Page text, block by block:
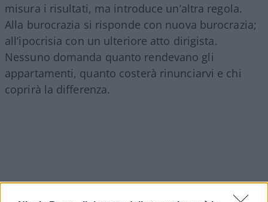
misura i risultati, ma introduce un’altra regola.
Alla burocrazia si risponde con nuova burocrazia;
all’ipocrisia con un ulteriore atto dirigista.
Nessuno domanda quanto rendevano gli
appartamenti, quanto costerà rinunciarvi e chi
coprirà la differenza.